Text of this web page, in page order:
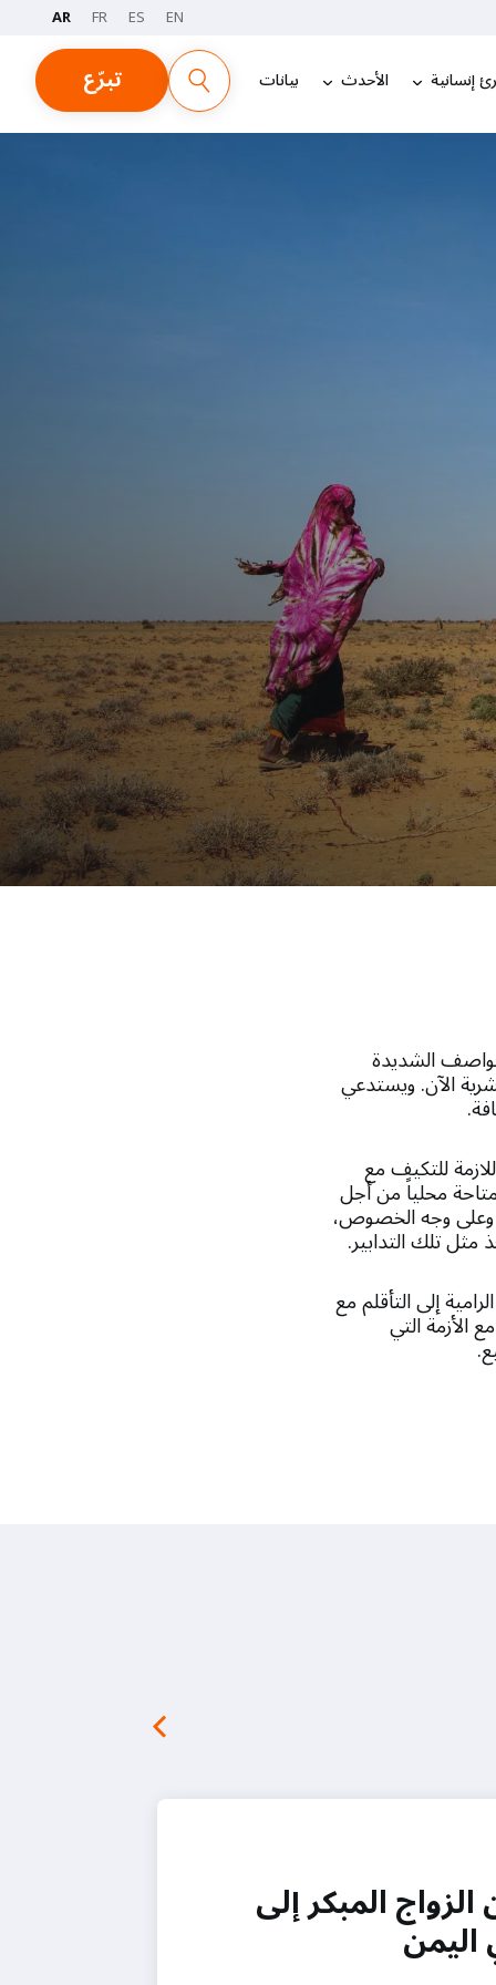
EN
ES
FR
AR
إنسانية الأحدث بيانات تبرّع
الشديدة
الآن. ويستدعي
للتكيف مع
محلياً من أجل
وعلى وجه الخصوص،
تلك التدابير.
إلى التأقلم مع
الأزمة التي
المبكر إلى
اليمن